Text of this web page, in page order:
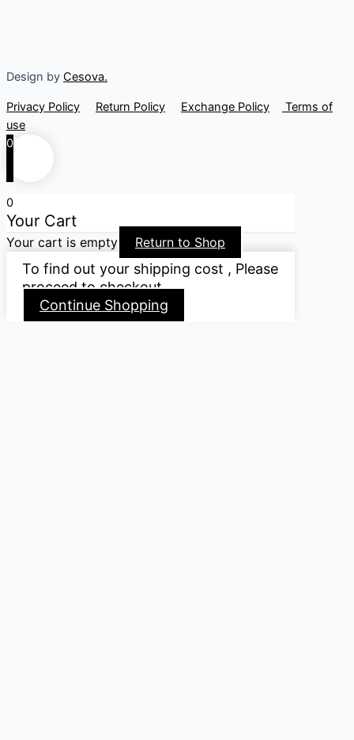
Design by Cesova.
Privacy Policy Return Policy Exchange Policy
Terms of
use
0
0
Your Cart
Your cart is empty Return to Shop
To find out your shipping cost , Please
proceed to checkout.
Continue Shopping